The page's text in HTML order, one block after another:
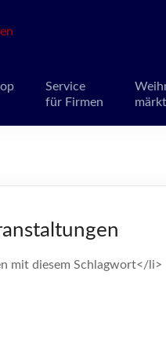
Service
für Firmen
mit diesem Schlagwort</li>